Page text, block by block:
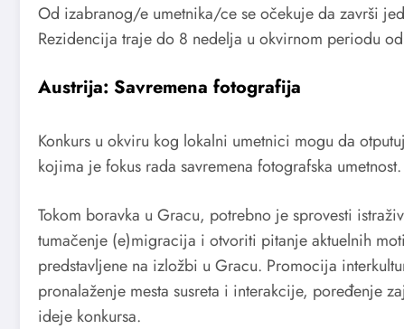
Od izabranog/e umetnika/ce se očekuje da završi
Rezidencija traje do 8 nedelja u okvirnom periodu od
Austrija: Savremena fotografija
Konkurs u okviru kog lokalni umetnici mogu da
kojima je fokus rada savremena fotografska umetnost.
Tokom boravka u Gracu, potrebno je sprovesti
tumačenje (e)migracija i otvoriti pitanje aktuelnih
predstavljene na izložbi u Gracu. Promocija
pronalaženje mesta susreta i interakcije, poređenje
ideje konkursa.